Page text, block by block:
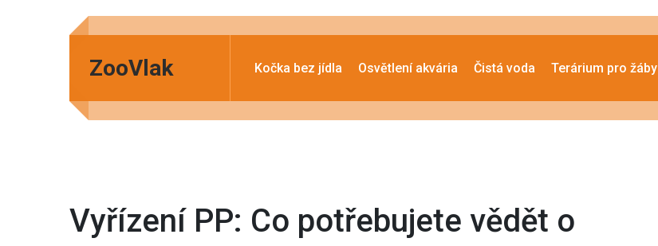
ZooVlak Kočka bez jídla Osvětlení akvária Čistá voda Terárium pro žáby
Vyřízení PP: Co potřebujete vědět o